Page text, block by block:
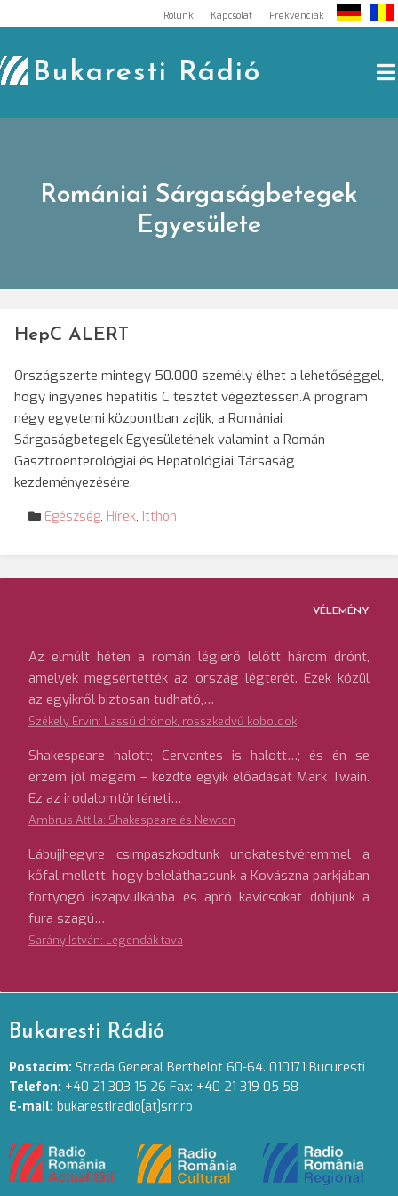
to
content
Rólunk Kapcsolat Frekvenciák
Bukaresti Rádió
Romániai Sárgaságbetegek
Egyesülete
HepC ALERT
Országszerte mintegy 50.000 személy élhet a lehetőséggel,
hogy ingyenes hepatitis C tesztet végeztessen.A program
négy egyetemi központban zajlik, a Romániai
Sárgaságbetegek Egyesületének valamint a Román
Gasztroenterológiai és Hepatológiai Társaság
kezdeményezésére.
Egészség, Hírek, Itthon
VÉLEMÉNY
Az elmúlt héten a román légierő lelőtt három drónt,
amelyek megsértették az ország légterét. Ezek közül
az egyikről biztosan tudható,…
Székely Ervin: Lassú drónok, rosszkedvű koboldok
Shakespeare halott; Cervantes is halott…; és én se
érzem jól magam – kezdte egyik előadását Mark Twain.
Ez az irodalomtörténeti…
Ambrus Attila: Shakespeare és Newton
Lábujjhegyre csimpaszkodtunk unokatestvéremmel a
kőfal mellett, hogy beleláthassunk a Kovászna parkjában
fortyogó iszapvulkánba és apró kavicsokat dobjunk a
fura szagú…
Sarány István: Legendák tava
Bukaresti Rádió
Postacím: Strada General Berthelot 60-64. 010171 Bucuresti
Telefon: +40 21 303 15 26 Fax: +40 21 319 05 58
E-mail: bukarestiradio[at]srr.ro